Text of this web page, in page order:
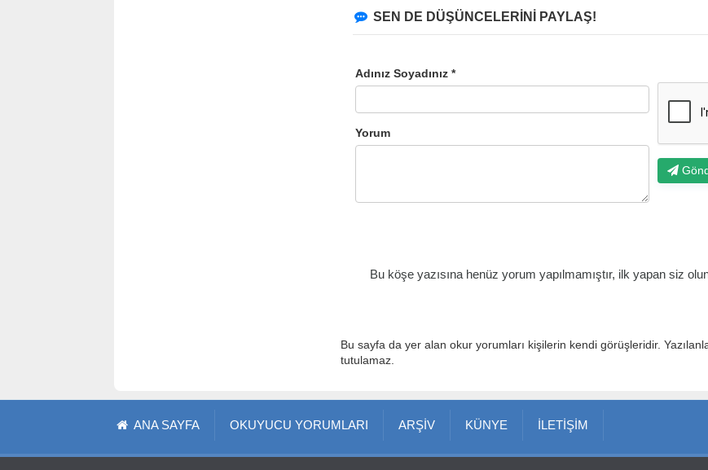
SEN DE DÜŞÜNCELERİNİ PAYLAŞ!
Adınız Soyadınız *
Yorum
Bu köşe yazısına henüz yorum yapılmamıştır, ilk yapan siz
Bu sayfa da yer alan okur yorumları kişilerin kendi görüşleridir.
tutulamaz.
ANA SAYFA OKUYUCU YORUMLARI ARŞİV KÜNYE İLETİŞİM